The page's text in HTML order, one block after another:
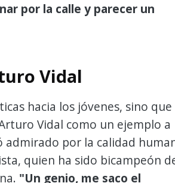
por la calle y parecer un
Vidal
hacia los jóvenes, sino que
Vidal como un ejemplo a
admirado por la calidad
quien ha sido bicampeón
"Un genio, me saco el